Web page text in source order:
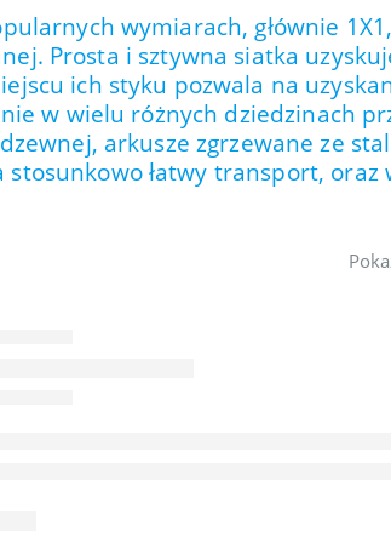
wymiarach, głównie
Prosta i sztywna siatka
ich styku pozwala na
w wielu różnych dziedzinach
arkusze zgrzewane ze
łatwy transport, oraz